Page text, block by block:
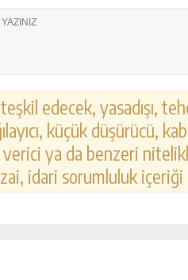
edecek, yasadışı,
küçük düşürücü,
verici ya da benzeri
idari sorumluluk